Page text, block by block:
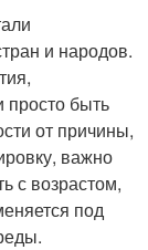
и народов.
просто быть
от причины,
важно
с возрастом,
под